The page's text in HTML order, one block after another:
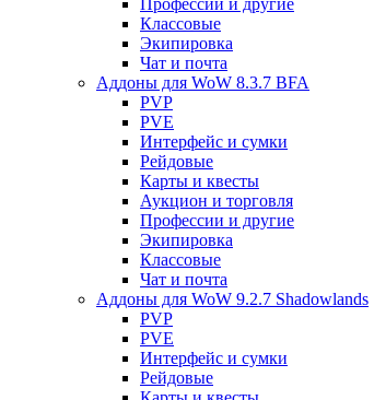
Профессии и другие
Классовые
Экипировка
Чат и почта
Аддоны для WoW 8.3.7 BFA
PVP
PVE
Интерфейс и сумки
Рейдовые
Карты и квесты
Аукцион и торговля
Профессии и другие
Экипировка
Классовые
Чат и почта
Аддоны для WoW 9.2.7 Shadowlands
PVP
PVE
Интерфейс и сумки
Рейдовые